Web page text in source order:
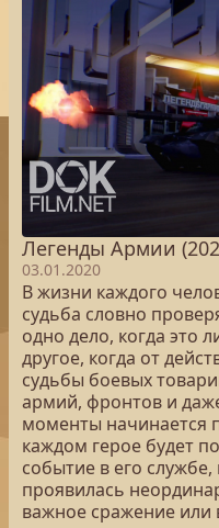
Легенды Армии
03.01.2020
В жизни каждого
судьба словно
одно дело, когда это
другое, когда от
судьбы боевых
армий, фронтов и
моменты начинается
каждом герое будет
событие в его
проявилась
важное сражение или